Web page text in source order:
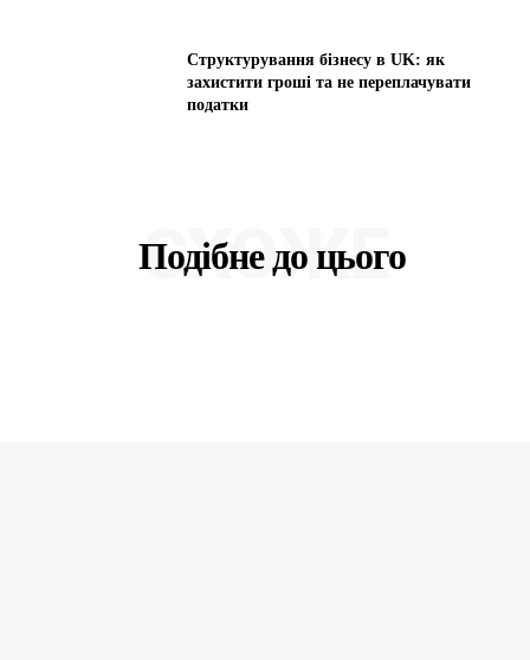
Структурування бізнесу в UK: як
захистити гроші та не переплачувати
податки
Подібне до цього
СХОЖЕ